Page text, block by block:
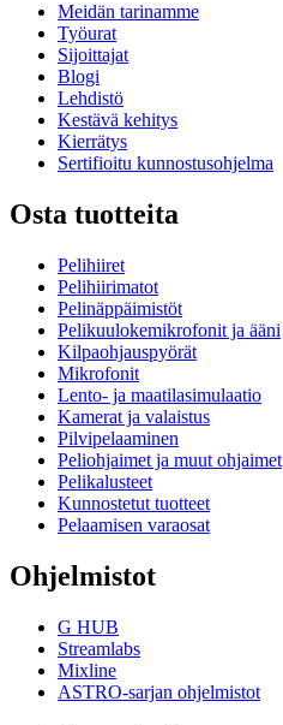
Meidän tarinamme
Työurat
Sijoittajat
Blogi
Lehdistö
Kestävä kehitys
Kierrätys
Sertifioitu kunnostusohjelma
Osta tuotteita
Pelihiiret
Pelihiirimatot
Pelinäppäimistöt
Pelikuulokemikrofonit ja ääni
Kilpaohjauspyörät
Mikrofonit
Lento- ja maatilasimulaatio
Kamerat ja valaistus
Pilvipelaaminen
Peliohjaimet ja muut ohjaimet
Pelikalusteet
Kunnostetut tuotteet
Pelaamisen varaosat
Ohjelmistot
G HUB
Streamlabs
Mixline
ASTRO-sarjan ohjelmistot